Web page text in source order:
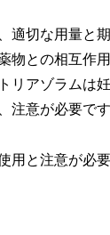
適切な用量と
物との相互作
リアゾラムは
注意が必要です
用と注意が必